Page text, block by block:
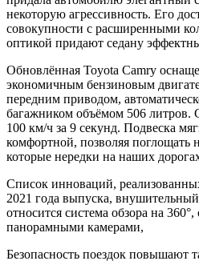
некоторую агрессивность. Его
совокупности с расширенными
оптикой придают седану
Обновлённая Toyota Camry
экономичным бензиновым
передним приводом,
багажником объёмом 506 литров.
100 км/ч за 9 секунд. Подвеска
комфортной, позволяя поглощать
которые нередки на наших
Список инноваций,
2021 года выпуска,
относится система обзора на
панорамными камерами,
Безопасность поездок повышают